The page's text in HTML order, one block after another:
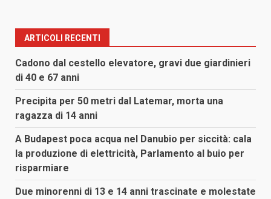
ARTICOLI RECENTI
Cadono dal cestello elevatore, gravi due giardinieri
di 40 e 67 anni
Precipita per 50 metri dal Latemar, morta una
ragazza di 14 anni
A Budapest poca acqua nel Danubio per siccità: cala
la produzione di elettricità, Parlamento al buio per
risparmiare
Due minorenni di 13 e 14 anni trascinate e molestate